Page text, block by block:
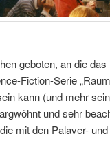
geboten, an die
Fiction-Serie
kann (und mehr
und sehr
mit den Palaver-